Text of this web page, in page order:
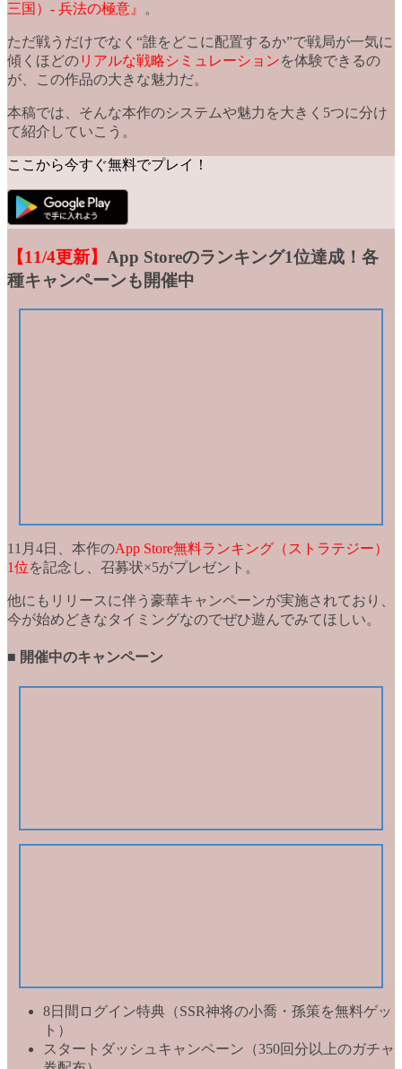
三国）- 兵法の極意』
。
ただ戦うだけでなく “誰をどこに配置するか”で戦局が一気に
傾くほどのリアルな戦略シミュレーションを体験できるの
が、この作品の大きな魅力だ。
本稿では、そんな本作のシステムや魅力を大きく 5つに分け
て紹介 していこう。
ここから今すぐ無料でプレイ！
【11/4更新】 App Storeのランキング1位達成！各
種キャンペーンも開催中
11月4日、本作のApp Store無料ランキング（ストラテジー）
1位を記念し、 召募状×5がプレゼント。
他にもリリースに伴う豪華キャンペーンが実施されており、
今が始めどきなタイミングなのでぜひ遊んでみてほしい。
■ 開催中のキャンペーン
8日間ログイン特典（SSR神将の小喬・孫策を無料ゲッ
ト）
スタートダッシュキャンペーン（350回分以上のガチャ